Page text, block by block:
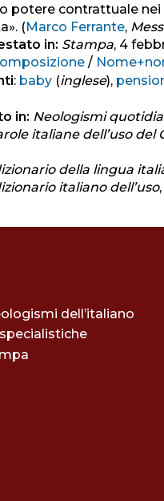
potere contrattuale nei
(Marco Ferrante,
in: Stampa, 4
/
: baby (inglese),
in: Neologismi
italiane dell’uso del
della lingua
italiano dell’uso
dell’italiano